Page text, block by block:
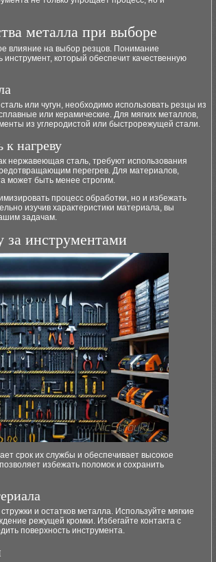
металла при выборе
влияние на выбор резцов. Понимание
который обеспечит качественную
или чугун, необходимо использовать резцы из
или керамические. Для мягких металлов,
из углеродистой или быстрорежущей стали.
к нагреву
нержавеющая сталь, требуют использования
перегрев. Для материалов,
может быть менее строгим.
процесс обработки, но и избежать
изучив характеристики материала, вы
задачам.
за инструментами
срок их службы и обеспечивает высокое
избежать поломок и сохранить
и остатков металла. Используйте мягкие
режущей кромки. Избегайте контакта с
поверхность инструмента.